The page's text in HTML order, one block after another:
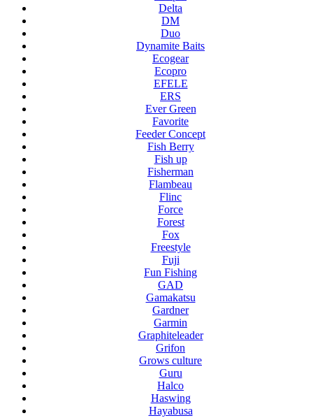
Delta
DM
Duo
Dynamite Baits
Ecogear
Ecopro
EFELE
ERS
Ever Green
Favorite
Feeder Concept
Fish Berry
Fish up
Fisherman
Flambeau
Flinc
Force
Forest
Fox
Freestyle
Fuji
Fun Fishing
GAD
Gamakatsu
Gardner
Garmin
Graphiteleader
Grifon
Grows culture
Guru
Halco
Haswing
Hayabusa